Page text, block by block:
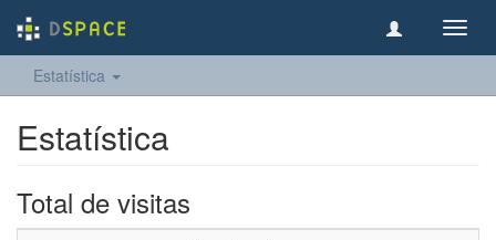
Estatística
Estatística
Total de visitas